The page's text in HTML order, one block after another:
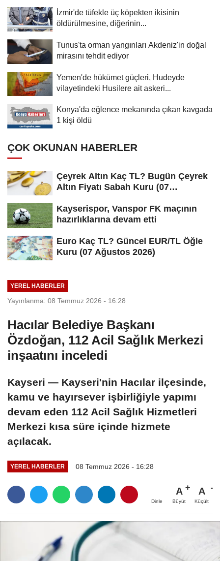
İzmir'de tüfekle üç köpekten ikisinin
öldürülmesine, diğerinin...
Tunus'ta orman yangınları Akdeniz'in doğal
mirasını tehdit ediyor
Yemen'de hükümet güçleri, Hudeyde
vilayetindeki Husilere ait askeri...
Konya'da eğlence mekanında çıkan kavgada
1 kişi öldü
ÇOK OKUNAN HABERLER
Çeyrek Altın Kaç TL? Bugün Çeyrek
Altın Fiyatı Sabah Kuru (07
Kayserispor, Vanspor FK maçının
hazırlıklarına devam etti
Euro Kaç TL? Güncel EUR/TL Öğle
Kuru (07 Ağustos 2026)
YEREL HABERLER
Yayınlanma: 08 Temmuz 2026 - 16:28
Hacılar Belediye Başkanı
Özdoğan, 112 Acil Sağlık Merkezi
inşaatını inceledi
Kayseri — Kayseri'nin Hacılar ilçesinde,
kamu ve hayırsever işbirliğiyle yapımı
devam eden 112 Acil Sağlık Hizmetleri
Merkezi kısa süre içinde hizmete
açılacak.
YEREL HABERLER 08 Temmuz 2026 - 16:28
Dinle
A
Büyüt
A
Küçült